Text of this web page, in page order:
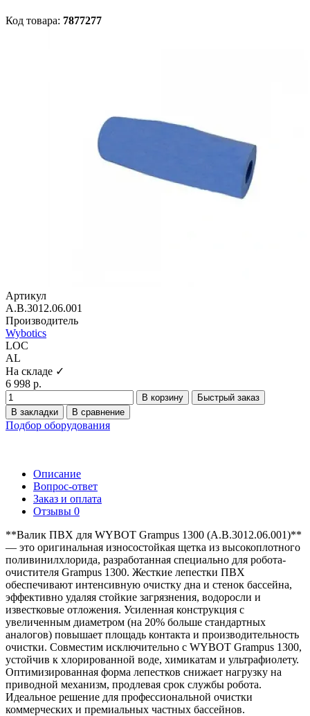
Код товара: 7877277
Артикул
A.B.3012.06.001
Производитель
Wybotics
LOC
AL
На складе ✓
6 998 р.
В корзину
Быстрый заказ
В закладки
В сравнение
Подбор оборудования
Описание
Вопрос-ответ
Заказ и оплата
Отзывы 0
**Валик ПВХ для WYBOT Grampus 1300 (A.B.3012.06.001)**
— это оригинальная износостойкая щетка из высокоплотного
поливинилхлорида, разработанная специально для робота-
очистителя Grampus 1300. Жесткие лепестки ПВХ
обеспечивают интенсивную очистку дна и стенок бассейна,
эффективно удаляя стойкие загрязнения, водоросли и
известковые отложения. Усиленная конструкция с
увеличенным диаметром (на 20% больше стандартных
аналогов) повышает площадь контакта и производительность
очистки. Совместим исключительно с WYBOT Grampus 1300,
устойчив к хлорированной воде, химикатам и ультрафиолету.
Оптимизированная форма лепестков снижает нагрузку на
приводной механизм, продлевая срок службы робота.
Идеальное решение для профессиональной очистки
коммерческих и премиальных частных бассейнов.